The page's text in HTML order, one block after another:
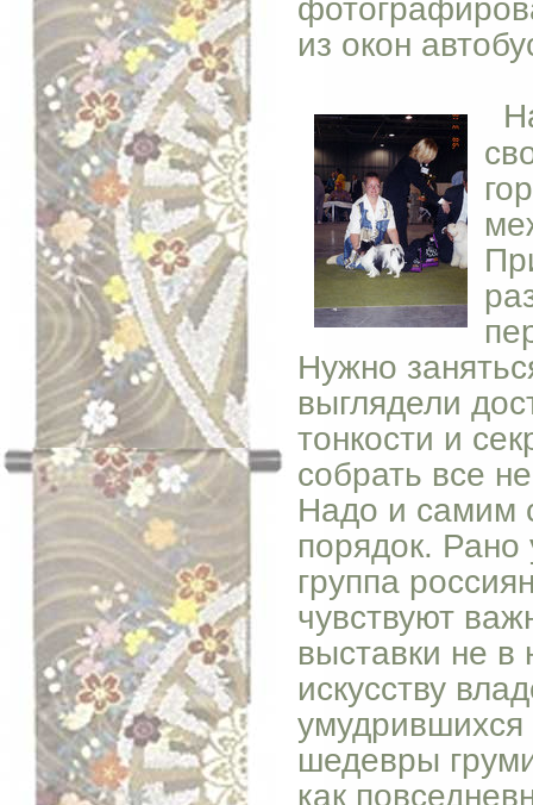
из окон
Нужно
выглядели
тонкости и
собрать все
Надо и самим
порядок.
группа
чувствуют
выставки не в
искусству
умудрившихся
шедевры
как